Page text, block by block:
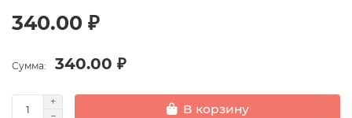
340.00 ₽
Сумма: 340.00 ₽
В корзину